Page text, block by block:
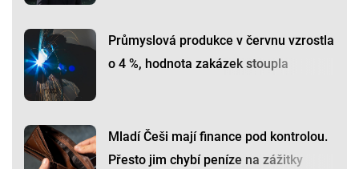
Průmyslová produkce v červnu vzrostla
o 4 %, hodnota zakázek stoupla
Mladí Češi mají finance pod kontrolou.
Přesto jim chybí peníze na zážitky